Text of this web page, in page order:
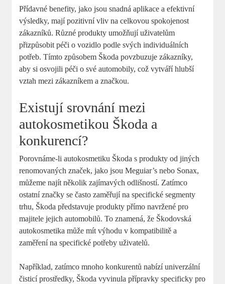
Přídavné ⁣benefity,⁢ jako⁢ jsou snadná aplikace⁤ a‌ efektivní
výsledky, mají pozitivní vliv na ⁣celkovou spokojenost ​
zákazníků. Různé ⁤produkty umožňují uživatelům
přizpůsobit péči‌ o vozidlo podle svých individuálních
potřeb. Tímto způsobem ⁢Škoda povzbuzuje zákazníky,
⁢aby si osvojili péči o své automobily, což vytváří hlubší
vztah mezi zákazníkem‍ a značkou.
Existují srovnání mezi
autokosmetikou Škoda a
konkurencí?
Porovnáme-li ‍autokosmetiku Škoda s ​produkty ‍od jiných
renomovaných značek, jako jsou Meguiar’s nebo⁣ Sonax,‌
můžeme⁤ najít několik ​zajímavých⁤ odlišností.⁢ Zatímco
ostatní ‌značky se často zaměřují na specifické segmenty
⁣trhu, ⁢Škoda představuje produkty přímo navržené pro
majitele jejich automobilů. To znamená,​ že Škodovská
autokosmetika může mít výhodu v kompatibilitě a‍
zaměření na‍ specifické potřeby ‌uživatelů.
Například, zatímco mnoho konkurentů⁢ nabízí univerzální⁤
čisticí ⁢prostředky, Škoda vyvinula přípravky specificky pro